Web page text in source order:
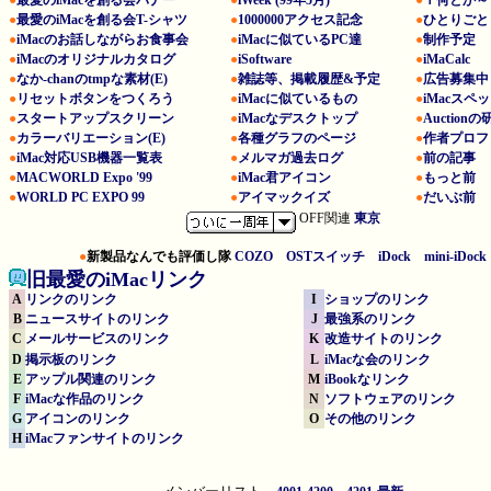
●最愛のiMacを創る会T-シャツ
●iMacのお話しながらお食事会
●iMacのオリジナルカタログ
●なか-chanのtmpな素材(E)
●リセットボタンをつくろう
●スタートアップスクリーン
●カラーバリエーション(E)
●iMac対応USB機器一覧表
●MACWORLD Expo '99
●WORLD PC EXPO 99
●1000000アクセス記念
●iMacに似ているPC達
●iSoftware
●雑誌等、掲載履歴&予定
●iMacに似ているもの
●iMacなデスクトップ
●各種グラフのページ
●メルマガ過去ログ
●iMac君アイコン
●アイマックイズ
●ひとりごと
●制作予定
●iMaCalc
●広告募集中
●iMacスペ
●Auctionの
●作者プロ
●前の記事
●もっと前
●だいぶ前
OFF関連 東京
●新製品なんでも評価し隊 COZO OSTスイッチ iDock mini-iDock
旧最愛のiMacリンク
A リンクのリンク I ショップのリンク
B ニュースサイトのリンク J 最強系のリンク
C メールサービスのリンク K 改造サイトのリンク
D 掲示板のリンク L iMacな会のリンク
E アップル関連のリンク M iBookなリンク
F iMacな作品のリンク N ソフトウェアのリンク
G アイコンのリンク O その他のリンク
H iMacファンサイトのリンク